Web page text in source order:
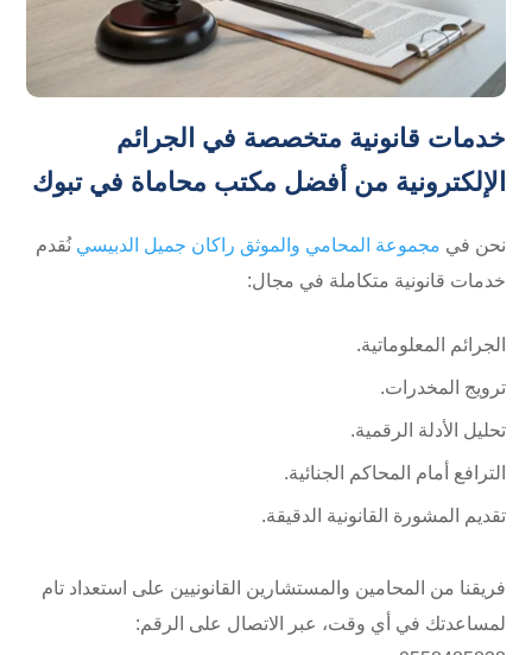
خدمات قانونية متخصصة في الجرائم
الإلكترونية من أفضل مكتب محاماة في تبوك
نحن في مجموعة المحامي والموثق راكان جميل الدبيسي نُقدم
خدمات قانونية متكاملة في مجال:
الجرائم المعلوماتية.
ترويج المخدرات.
تحليل الأدلة الرقمية.
الترافع أمام المحاكم الجنائية.
تقديم المشورة القانونية الدقيقة.
فريقنا من المحامين والمستشارين القانونيين على استعداد تام
لمساعدتك في أي وقت، عبر الاتصال على الرقم: